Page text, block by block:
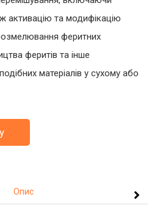
активацію та модифікацію
феритних
феритів та інше
матеріалів у сухому або
Опис